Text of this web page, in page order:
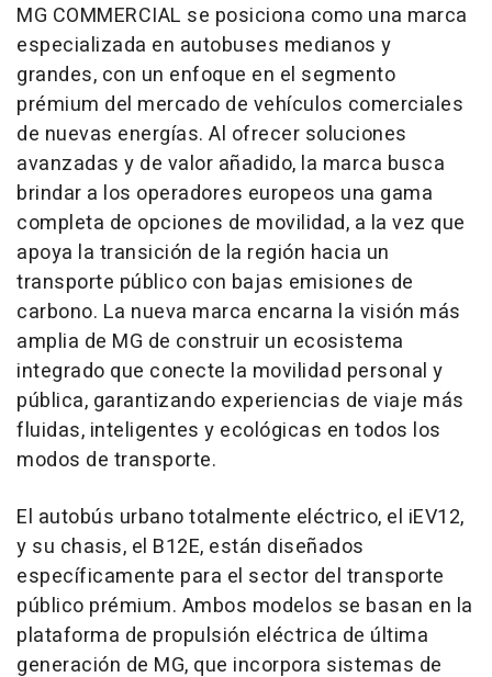
MG COMMERCIAL se posiciona como una marca
especializada en autobuses medianos y
grandes, con un enfoque en el segmento
prémium del mercado de vehículos comerciales
de nuevas energías. Al ofrecer soluciones
avanzadas y de valor añadido, la marca busca
brindar a los operadores europeos una gama
completa de opciones de movilidad, a la vez que
apoya la transición de la región hacia un
transporte público con bajas emisiones de
carbono. La nueva marca encarna la visión más
amplia de MG de construir un ecosistema
integrado que conecte la movilidad personal y
pública, garantizando experiencias de viaje más
fluidas, inteligentes y ecológicas en todos los
modos de transporte.
El autobús urbano totalmente eléctrico, el iEV12,
y su chasis, el B12E, están diseñados
específicamente para el sector del transporte
público prémium. Ambos modelos se basan en la
plataforma de propulsión eléctrica de última
generación de MG, que incorpora sistemas de